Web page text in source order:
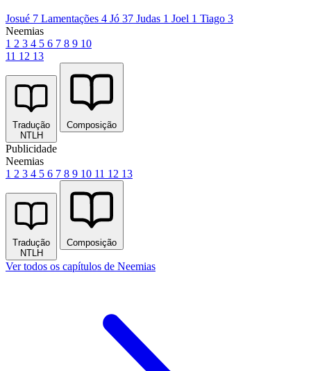
Josué 7 Lamentações 4 Jó 37 Judas 1 Joel 1 Tiago 3
Neemias
1 2 3 4 5 6 7 8 9 10
11 12 13
Tradução
NTLH
Composição
Publicidade
Neemias
1 2 3 4 5 6 7 8 9 10 11 12 13
Tradução
NTLH
Composição
Ver todos os capítulos de Neemias